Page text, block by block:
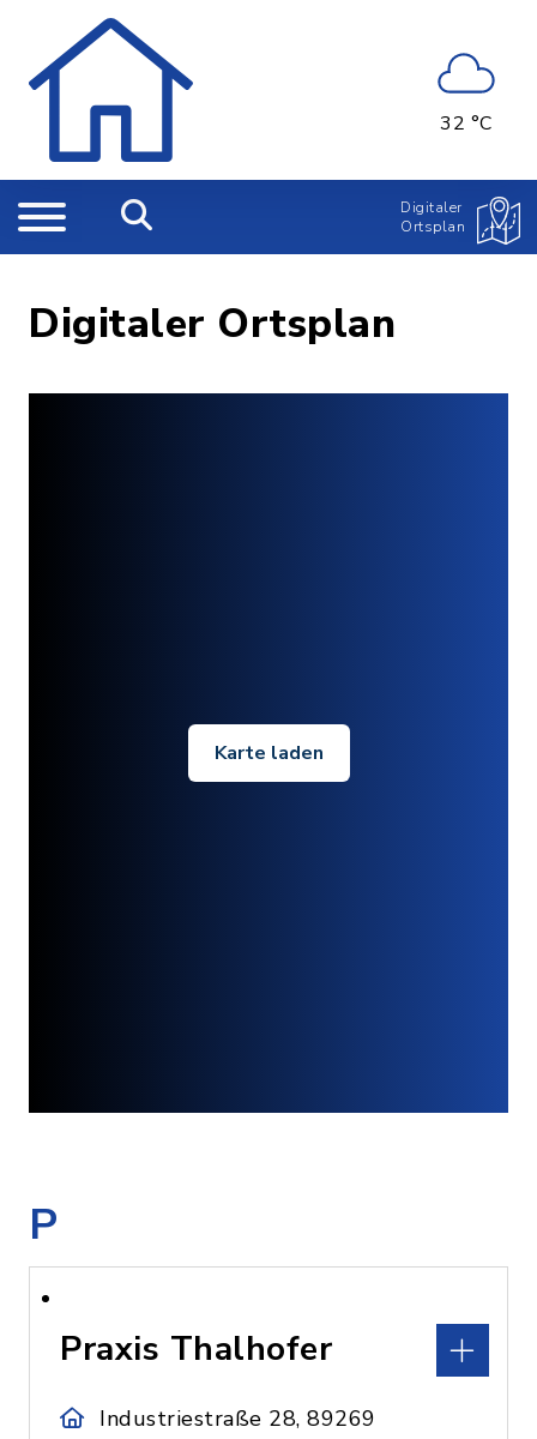
32 °C
Digitaler
Ortsplan
Digitaler Ortsplan
Karte laden
P
Praxis Thalhofer
Industriestraße 28, 89269